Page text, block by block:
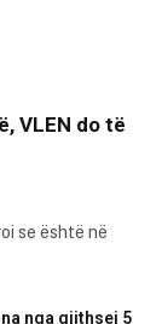
VLEN do të
se është në
nga gjithsej 5